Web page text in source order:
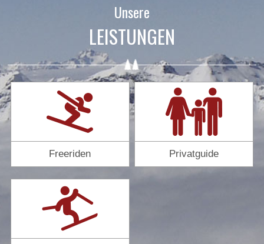
Unsere
LEISTUNGEN
Freeriden Privatguide